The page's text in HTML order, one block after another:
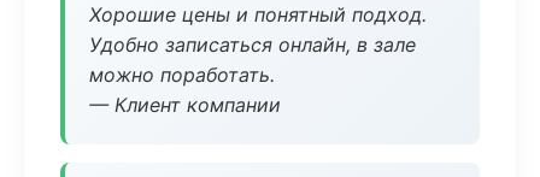
Хорошие цены и понятный подход.
Удобно записаться онлайн, в зале
можно поработать.
— Клиент компании